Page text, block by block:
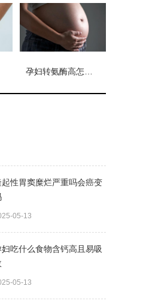
起性胃窦糜烂严重吗会癌变
05-13
妇吃什么食物含钙高且易吸
05-13